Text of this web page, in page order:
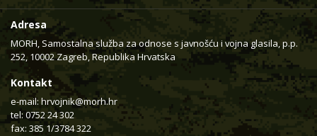
Adresa
MORH, Samostalna služba za odnose s javnošću i vojna glasila, p.p.
252, 10002 Zagreb, Republika Hrvatska
Kontakt
e-mail: hrvojnik@morh.hr
tel: 0752 24 302
fax: 385 1/3784 322